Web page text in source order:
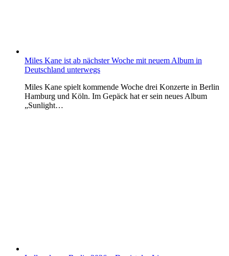
Miles Kane ist ab nächster Woche mit neuem Album in
Deutschland unterwegs
Miles Kane spielt kommende Woche drei Konzerte in Berlin
Hamburg und Köln. Im Gepäck hat er sein neues Album
„Sunlight…